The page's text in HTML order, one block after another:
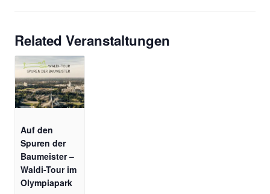
Related Veranstaltungen
Auf den
Spuren der
Baumeister –
Waldi-Tour im
Olympiapark